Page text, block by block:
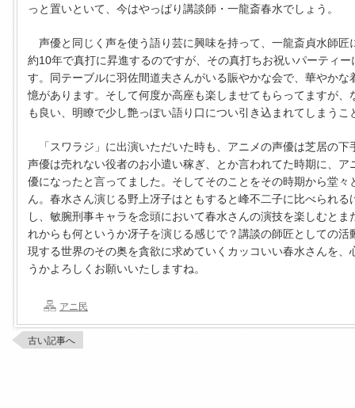
っと置いといて、今はやっぱり講談師・一龍斎春水でしょう。
声優と同じく声を使う語り芸に興味を持って、一龍斎貞水師匠
約10年で真打に昇進するのですが、その真打ちお祝いパーティ
す。同テーブルに羽佐間道夫さんがいる賑やかな会で、華やか
憶があります。そして何度か高座も楽しませてもらってますが
も良い、明瞭で少し艶っぽい語り口につい引き込まれてしまうこ
「スワラジ」に出演いただいた時も、アニメの声優は芝居の下
声優は売れない役者のお小遣い稼ぎ、とか言われてた時期に、
優になったと言ってました。そしてそのことをその時期から堂
ん。春水さん演じる野上冴子はともすると峰不二子に比べられ
し、敏腕刑事キャラを念頭において春水さんの演技を楽しむと
れからも何というか冴子を演じる感じで？講談の師匠としての
現する世界のその奥を貪欲に求めていくカッコいい春水さんを
うかよろしくお願いいたしますね。
アニ民
古い記事へ